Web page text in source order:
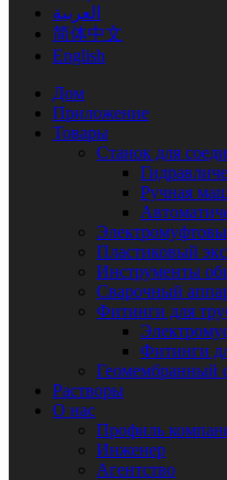
العربية
简体中文
English
Дом
Приложение
Товары
Станок для
Ручная
Пластиковый
Инструменты
Сварочный
Фитинги для
Фитинги
Геомембранный
Растворы
О нас
Профиль
Инженер
Агентство